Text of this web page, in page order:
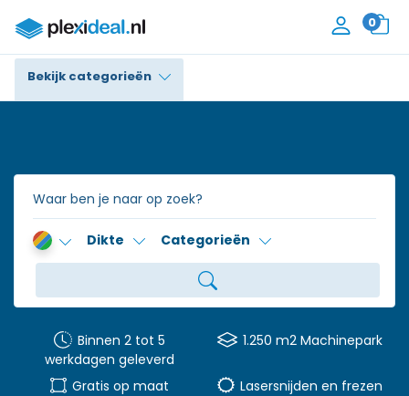
0
Bekijk categorieën
Trespa® / HPL
Alupanel / Dibond®
Accessoires
Dikte Categorieën
Binnen 2 tot 5
werkdagen geleverd
1.250 m2 Machinepark
Gratis op maat Lasersnijden en frezen